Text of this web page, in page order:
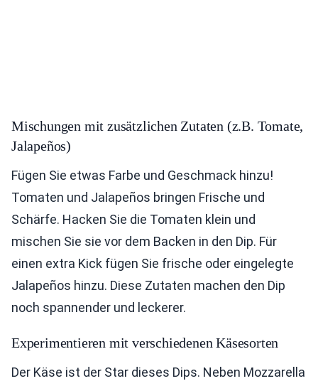
Mischungen mit zusätzlichen Zutaten (z.B. Tomate,
Jalapeños)
Fügen Sie etwas Farbe und Geschmack hinzu!
Tomaten und Jalapeños bringen Frische und
Schärfe. Hacken Sie die Tomaten klein und
mischen Sie sie vor dem Backen in den Dip. Für
einen extra Kick fügen Sie frische oder eingelegte
Jalapeños hinzu. Diese Zutaten machen den Dip
noch spannender und leckerer.
Experimentieren mit verschiedenen Käsesorten
Der Käse ist der Star dieses Dips. Neben Mozzarella